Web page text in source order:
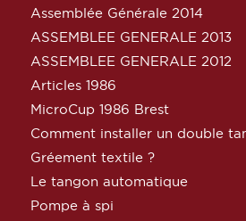
Assemblée Générale 2014
ASSEMBLEE GENERALE 2013
ASSEMBLEE GENERALE 2012
Articles 1986
MicroCup 1986 Brest
Comment installer un double
Gréement textile ?
Le tangon automatique
Pompe à spi